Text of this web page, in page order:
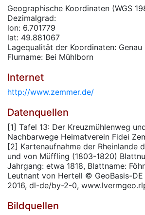
Geographische Koordinaten (WGS
Dezimalgrad:
lon: 6.701779
lat: 49.881067
Lagequalität der Koordinaten: Genau
Flurname: Bei Mühlborn
Internet
http://www.zemmer.de/
Datenquellen
[1] Tafel 13: Der Kreuzmühlenweg
Nachbarwege Heimatverein Fidei
[2] Kartenaufnahme der Rheinlande
und von Müffling (1803-1820)
Jahrgang: etwa 1818, Blattname:
Leutnant von Hertell © GeoBasis-DE
2016, dl-de/by-2-0,
Bildquellen